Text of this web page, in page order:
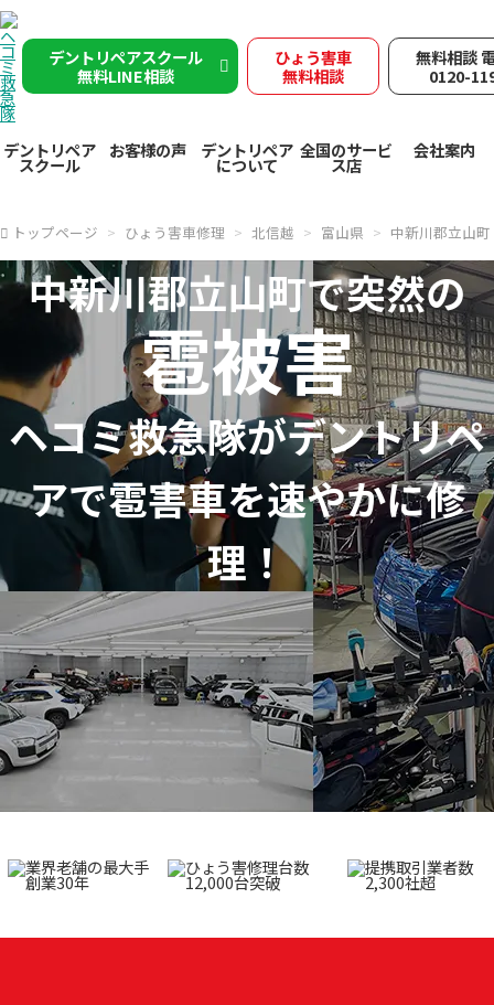
デントリペアスクール
無料LINE相談
ひょう害車
無料相談
無料相談
0120-
デントリペア
スクール
お客様の声 デントリペア
について
全国のサービ
ス店
会社案内
トップページ ひょう害車修理 北信越 富山県 中新川郡立山町
中新川郡立山町で突然の
雹被害
ヘコミ救急隊がデントリペ
アで雹害車を速やかに修
理！